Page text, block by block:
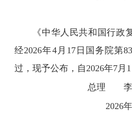
《中华人民共和国行政
经2026年4月17日国务院第
过，现予公布，自2026年7月1
总